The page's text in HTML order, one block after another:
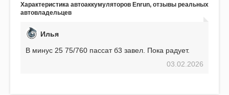
EFB 75. Судя по характеристикам, он даже
превосходит предыдущую модель.
Характеристика автоаккумуляторов Enrun, отзывы реальных
автовладельцев
Илья
В минус 25 75/760 пассат б3 завел. Пока радует.
03.02.2026